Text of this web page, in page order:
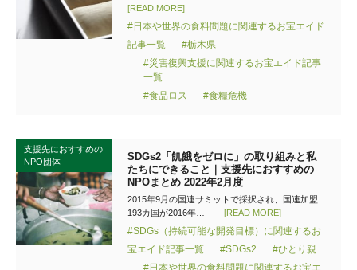
[READ MORE]
#日本や世界の食料問題に関連するお宝エイド
記事一覧
#栃木県
#災害復興支援に関連するお宝エイド記事
一覧
#食品ロス
#食糧危機
支援先におすすめの
NPO団体
SDGs2「飢餓をゼロに」の取り組みと私
たちにできること｜支援先におすすめの
NPOまとめ 2022年2月度
2015年9月の国連サミットで採択され、国連加盟
193カ国が2016年…
[READ MORE]
#SDGs（持続可能な開発目標）に関連するお
宝エイド記事一覧
#SDGs2
#ひとり親
#日本や世界の食料問題に関連するお宝エ